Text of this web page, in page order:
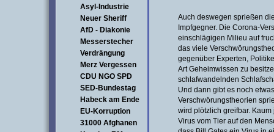
Asyl-Industrie
Neuer Sheriff
AfD - Diakonie
Messerstecher
Verdrängung
Merz Vergessen
CDU NGO SPD
SED-Bundestag
Habeck am Ende
EU-Korruption
31000 Afghanen
Auch deswegen sprießen
Impfgegner. Die Corona-
einschlägigen Milieu auf
das viele
gegenüber Experten,
Art Geheimwissen zu
schlafwandelnden
Und dann gibt es noch
Verschwörungstheorien
wird plötzlich greifbar.
Virus vom Tier auf den